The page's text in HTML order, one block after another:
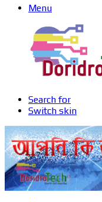
Menu
Search for
Switch skin